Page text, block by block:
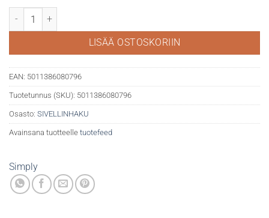
DR Simply keinokuituinen sivellinsetti 5 sivellintä määrä
LISÄÄ OSTOSKORIIN
EAN: 5011386080796
Tuotetunnus (SKU): 5011386080796
Osasto: SIVELLINHAKU
Avainsana tuotteelle tuotefeed
Simply